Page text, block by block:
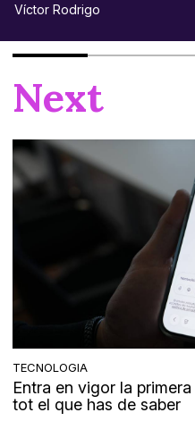
Víctor Rodrigo
Next
TECNOLOGIA
Entra en vigor la
tot el que has de saber